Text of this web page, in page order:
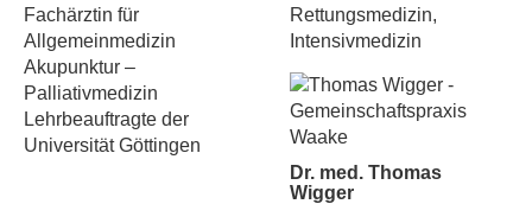
Fachärztin für
Allgemeinmedizin
Akupunktur –
Palliativmedizin
Lehrbeauftragte der
Universität Göttingen
Rettungsmedizin,
Intensivmedizin
Dr. med. Thomas
Wigger